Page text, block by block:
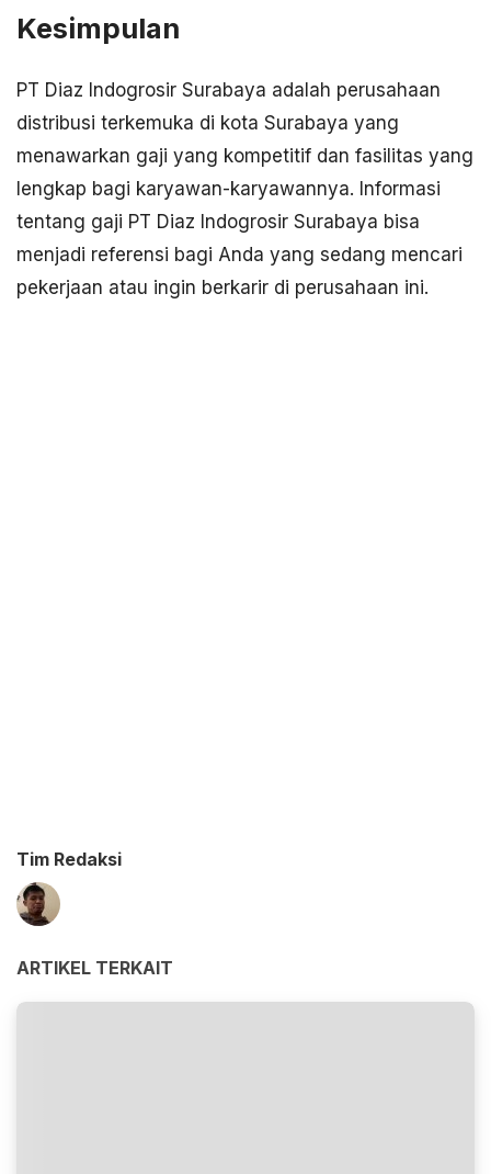
Kesimpulan
PT Diaz Indogrosir Surabaya adalah perusahaan
distribusi terkemuka di kota Surabaya yang
menawarkan gaji yang kompetitif dan fasilitas yang
lengkap bagi karyawan-karyawannya. Informasi
tentang gaji PT Diaz Indogrosir Surabaya bisa
menjadi referensi bagi Anda yang sedang mencari
pekerjaan atau ingin berkarir di perusahaan ini.
Tim Redaksi
ARTIKEL TERKAIT